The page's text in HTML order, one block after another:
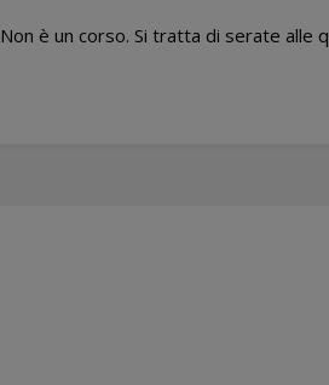
Non è un corso. Si tratta di serate alle